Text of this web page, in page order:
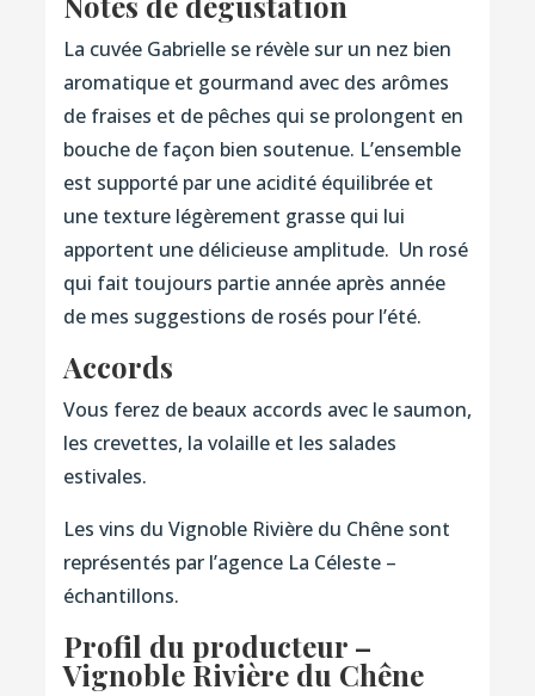
La cuvée Gabrielle se révèle sur un nez bien
aromatique et gourmand avec des arômes
de fraises et de pêches qui se prolongent en
bouche de façon bien soutenue. L’ensemble
est supporté par une acidité équilibrée et
une texture légèrement grasse qui lui
apportent une délicieuse amplitude. Un rosé
qui fait toujours partie année après année
de mes suggestions de rosés pour l’été.
Accords
Vous ferez de beaux accords avec le saumon,
les crevettes, la volaille et les salades
estivales.
Les vins du Vignoble Rivière du Chêne sont
représentés par l’agence La Céleste –
échantillons.
Profil du producteur –
Vignoble Rivière du Chêne